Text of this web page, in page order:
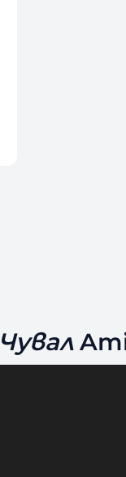
всеки,